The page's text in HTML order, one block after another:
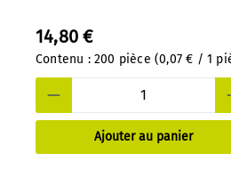
14,80 €
Contenu : 200 pièce (0,07 € / 1
Ajouter au panier